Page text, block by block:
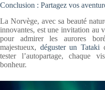
Conclusion : Partagez vos
La Norvège, avec sa beauté
innovantes, est une invitation au
pour admirer les aurores
majestueux, déguster un Tataki
tester l’autopartage, chaque
bonheur.